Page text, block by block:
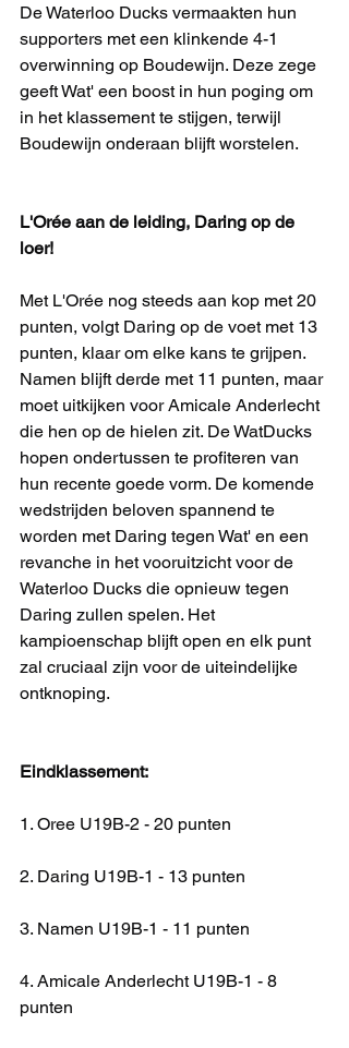
De Waterloo Ducks vermaakten hun
supporters met een klinkende 4-1
overwinning op Boudewijn. Deze zege
geeft Wat' een boost in hun poging om
in het klassement te stijgen, terwijl
Boudewijn onderaan blijft worstelen.
L'Orée aan de leiding, Daring op de
loer!
Met L'Orée nog steeds aan kop met 20
punten, volgt Daring op de voet met 13
punten, klaar om elke kans te grijpen.
Namen blijft derde met 11 punten, maar
moet uitkijken voor Amicale Anderlecht
die hen op de hielen zit. De WatDucks
hopen ondertussen te profiteren van
hun recente goede vorm. De komende
wedstrijden beloven spannend te
worden met Daring tegen Wat' en een
revanche in het vooruitzicht voor de
Waterloo Ducks die opnieuw tegen
Daring zullen spelen. Het
kampioenschap blijft open en elk punt
zal cruciaal zijn voor de uiteindelijke
ontknoping.
Eindklassement:
1. Oree U19B-2 - 20 punten
2. Daring U19B-1 - 13 punten
3. Namen U19B-1 - 11 punten
4. Amicale Anderlecht U19B-1 - 8
punten